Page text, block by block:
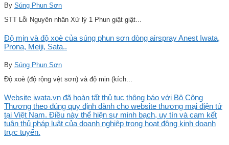
By Súng Phun Sơn
STT Lỗi Nguyên nhân Xử lý 1 Phun giật giật...
Độ mịn và độ xoè của súng phun sơn dòng airspray Anest Iwata,
Prona, Meiji, Sata..
By Súng Phun Sơn
Độ xoè (độ rộng vệt sơn) và độ mịn (kích...
Website iwata.vn đã hoàn tất thủ tục thông báo với Bộ Công
Thương theo đúng quy định dành cho website thương mại điện tử
tại Việt Nam. Điều này thể hiện sự minh bạch, uy tín và cam kết
tuân thủ pháp luật của doanh nghiệp trong hoạt động kinh doanh
trực tuyến.